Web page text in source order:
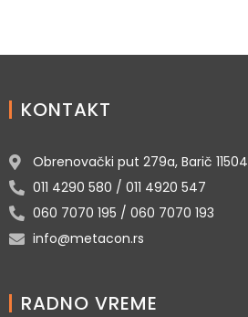
KONTAKT
Obrenovački put 279a, Barič 11504
011 4290 580 / 011 4920 547
060 7070 195 / 060 7070 193
info@metacon.rs
RADNO VREME